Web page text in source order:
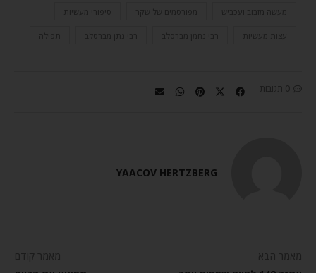
מעשה מזבוב ועכביש מפורסמים של שקר סיפורי מעשיות
עצות מעשיות רבי נחמן מברסלב רבי נתן מברסלב תפילה
0 תגובות
YAACOV HERTZBERG
מאמר הבא
מאמר קודם